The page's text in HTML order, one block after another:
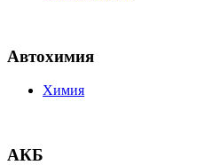
Автохимия
Химия
АКБ